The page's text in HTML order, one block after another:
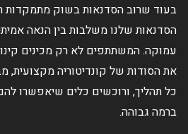
בעוד שרוב הסדנאות בשוק מתמקדות
הסדנאות שלנו משלבות בין הנאה
עמוקה. המשתתפים לא רק מכינים
את הסודות של קונדיטוריה מקצועית,
כל תהליך, ורוכשים כלים שיאפשרו
ברמה גבוהה.